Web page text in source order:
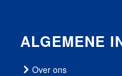
ALGEMENE
Over ons